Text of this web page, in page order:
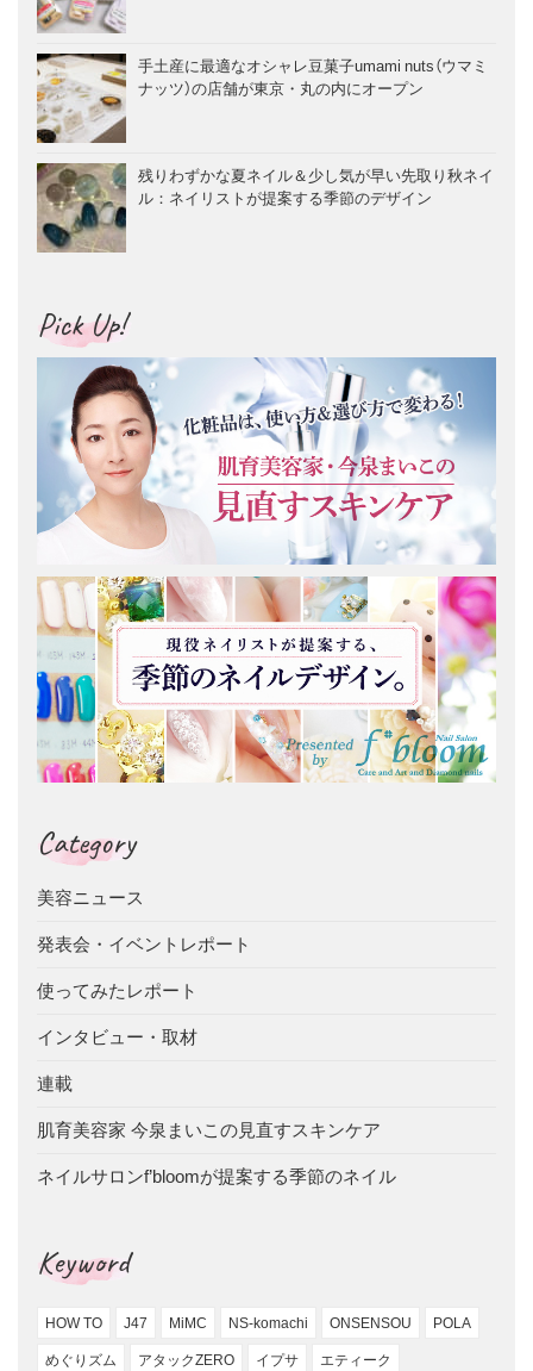
手土産に最適なオシャレ豆菓子umami nuts（ウマミ
ナッツ）の店舗が東京・丸の内にオープン
残りわずかな夏ネイル＆少し気が早い先取り秋ネイ
ル：ネイリストが提案する季節のデザイン
Pick Up!
Category
美容ニュース
発表会・イベントレポート
使ってみたレポート
インタビュー・取材
連載
肌育美容家 今泉まいこの見直すスキンケア
ネイルサロンf’bloomが提案する季節のネイル
Keyword
HOW TO J47 MiMC NS-komachi ONSENSOU POLA
めぐりズム アタックZERO イプサ エティーク